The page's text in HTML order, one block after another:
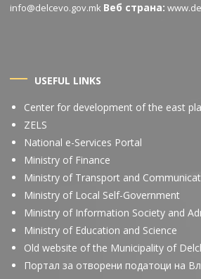
info@delcevo.gov.mk Веб страна:
USEFUL LINKS
Center for development of the east
ZELS
National e-Services Portal
Ministry of Finance
Ministry of Transport and
Ministry of Local Self-Government
Ministry of Information Society and
Ministry of Education and Science
Old website of the Municipality of
Портал за отворени податоци на